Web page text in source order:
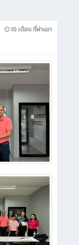
10 เดือน ที่ผ่านมา